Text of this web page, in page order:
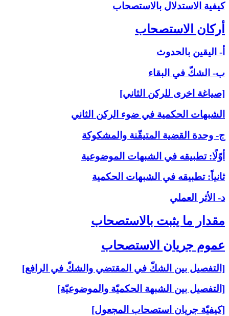
كيفية الاستدلال بالاستصحاب
أركان الاستصحاب‏
أ- اليقين بالحدوث
ب- الشكّ في البقاء
[صياغة اخرى للركن الثاني]
الشبهات الحكمية في ضوء الركن الثاني
ج- وحدة القضية المتيقّنة والمشكوكة
أوّلًا: تطبيقه في الشبهات الموضوعية
ثانياً: تطبيقه في الشبهات الحكمية
د- الأثر العملي
مقدار ما يثبت بالاستصحاب‏
عموم جريان الاستصحاب‏
[التفصيل بين الشكّ في المقتضي والشكّ في الرافع]
[التفصيل بين الشبهة الحكميّة والموضوعيّة]
[كيفيّة جريان استصحاب المجعول]